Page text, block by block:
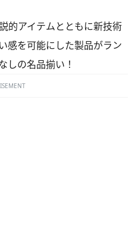
的アイテムとともに新技術
感を可能にした製品がラン
しの名品揃い！